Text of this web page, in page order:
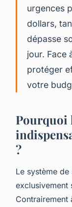
urgences
dollars,
dépasse
jour. Face
protéger
votre
Pourquoi
?
Le système
exclusivement
Contrairement